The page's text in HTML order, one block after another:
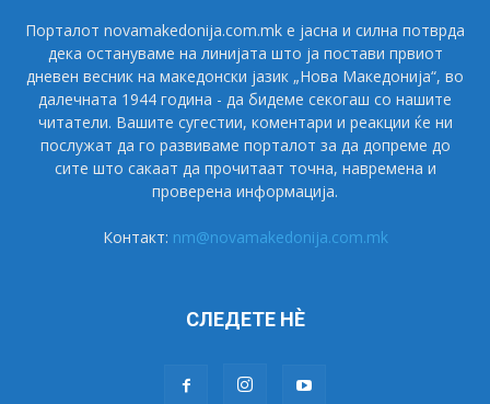
Порталот novamakedonija.com.mk е јасна и силна потврда
дека остануваме на линијата што ја постави првиот
дневен весник на македонски јазик „Нова Македонија“, во
далечната 1944 година - да бидеме секогаш со нашите
читатели. Вашите сугестии, коментари и реакции ќе ни
послужат да го развиваме порталот за да допреме до
сите што сакаат да прочитаат точна, навремена и
проверена информација.
Контакт: nm@novamakedonija.com.mk
СЛЕДЕТЕ НÈ